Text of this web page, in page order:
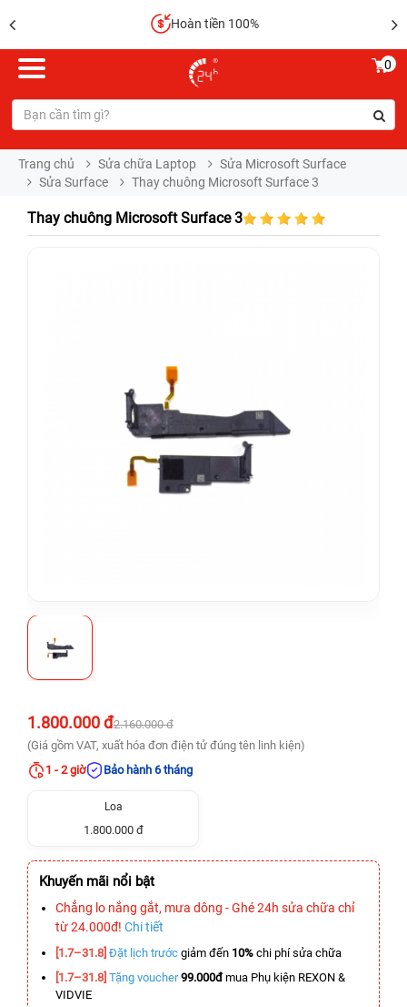
Hoàn tiền 100%
0
Trang chủ Sửa chữa Laptop
Sửa Microsoft Surface
Sửa Surface
Thay chuông Microsoft Surface 3
Thay chuông Microsoft Surface 3
1.800.000 đ2.160.000 đ
(Giá gồm VAT, xuất hóa đơn điện tử đúng tên linh kiện)
1 - 2 giờ
Bảo hành 6 tháng
Loa
1.800.000 đ
Khuyến mãi nổi bật
Chẳng lo nắng gắt, mưa dông - Ghé 24h sửa chữa chỉ
từ 24.000đ! Chi tiết
[1.7–31.8] Đặt lịch trước giảm đến 10% chi phí sửa chữa
[1.7–31.8] Tặng voucher 99.000đmua Phụ kiện REXON &
VIDVIE